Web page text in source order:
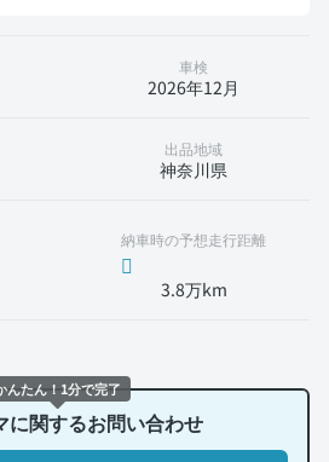
車検
2026年12月
出品地域
神奈川県
納車時の予想走行距離
3.8万km
に関するお問い合わせ
んたん！1分で完了